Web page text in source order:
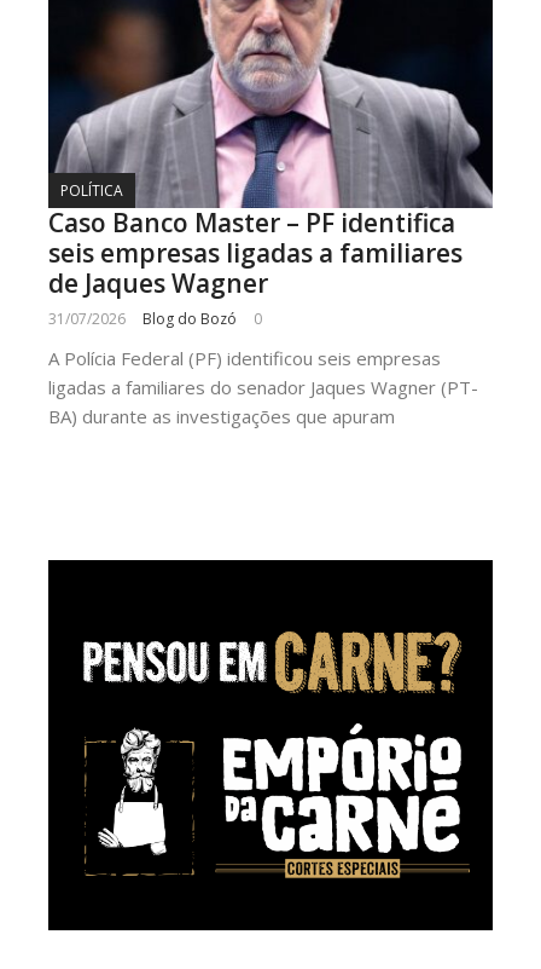
POLÍTICA
Caso Banco Master – PF identifica
seis empresas ligadas a familiares
de Jaques Wagner
31/07/2026 Blog do Bozó 0
A Polícia Federal (PF) identificou seis empresas
ligadas a familiares do senador Jaques Wagner (PT-
BA) durante as investigações que apuram